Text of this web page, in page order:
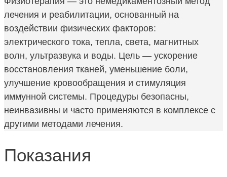
лечения и реабилитации, основанный на
воздействии физических факторов:
электрического тока, тепла, света, магнитных
волн, ультразвука и воды. Цель — ускорение
восстановления тканей, уменьшение боли,
улучшение кровообращения и стимуляция
иммунной системы. Процедуры безопасны,
неинвазивны и часто применяются в комплексе с
другими методами лечения.
Показания